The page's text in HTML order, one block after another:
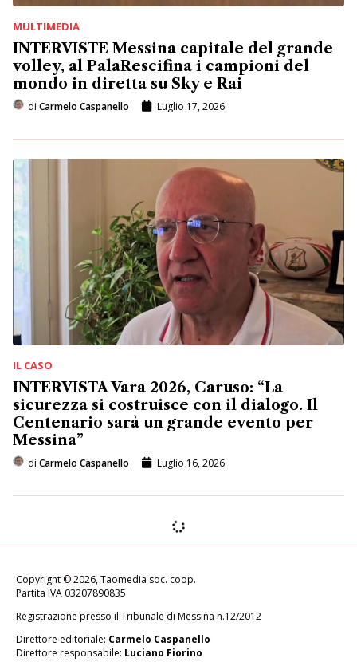
MULTIMEDIA
INTERVISTE Messina capitale del grande
volley, al PalaRescifina i campioni del
mondo in diretta su Sky e Rai
di Carmelo Caspanello Luglio 17, 2026
IL CASO
INTERVISTA Vara 2026, Caruso: “La
sicurezza si costruisce con il dialogo. Il
Centenario sarà un grande evento per
Messina”
di Carmelo Caspanello Luglio 16, 2026
POLITICA
INTERVISTA Messina, il
ministro Pichetto Fratin nella
Zona Falcata: “Per il recupero
servono investimenti, 20